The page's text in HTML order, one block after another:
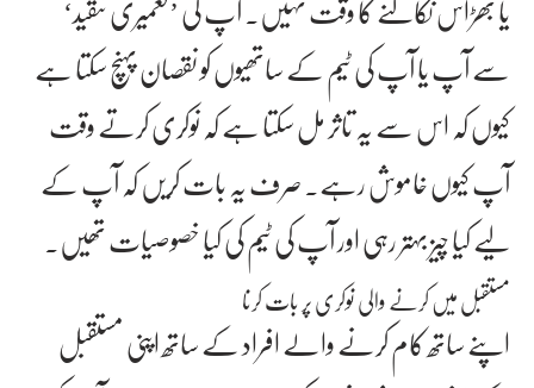
سے آپ یا آپ کی ٹیم کے ساتھیوں کو نقصان پہنچ سکتا ہے
کیوں کہ اس سے یہ تاثر مل سکتا ہے کہ نوکری کرتے وقت
آپ کیوں خاموش رہے۔ صرف یہ بات کریں کہ آپ کے
لیے کیا چیز بہتر رہی اور آپ کی ٹیم کی کیا خصوصیات تھیں۔
مستقبل میں کرنے والی نوکری پر بات کرنا
اپنے ساتھ کام کرنے والے افراد کے ساتھ اپنی مستقبل